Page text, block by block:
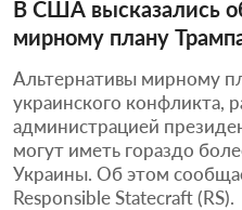
В США высказались
мирному плану
Альтернативы мирному
украинского конфликта,
администрацией
могут иметь гораздо
Украины. Об этом
Responsible Statecraft (RS).